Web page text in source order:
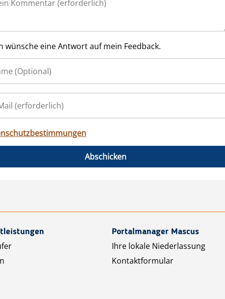
wünsche eine Antwort auf mein Feedback.
Abschicken
Portalmanager Mascus
Ihre lokale Niederlassung
Kontaktformular